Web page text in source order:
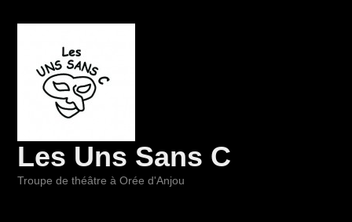
Les Uns Sans C
Troupe de théâtre à Orée d'Anjou